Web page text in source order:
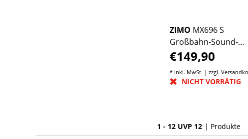
ZIMO MX696 S
Großbahn-Sound-
Decoder
€149,90
* Inkl. MwSt. | zzgl.
NICHT VORRÄTIG
1 - 12 UVP 12 | Produkte